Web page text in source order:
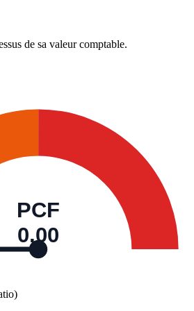
de sa valeur comptable.
PCF
0,00